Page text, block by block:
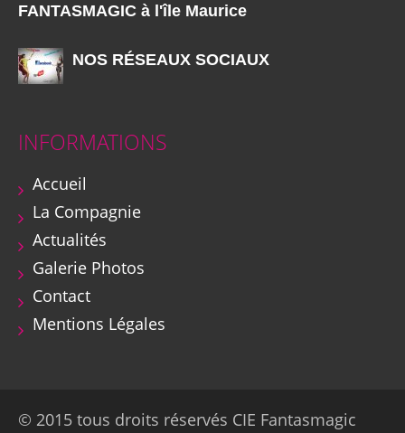
FANTASMAGIC à l'île Maurice
NOS RÉSEAUX SOCIAUX
INFORMATIONS
Accueil
La Compagnie
Actualités
Galerie Photos
Contact
Mentions Légales
© 2015 tous droits réservés CIE Fantasmagic